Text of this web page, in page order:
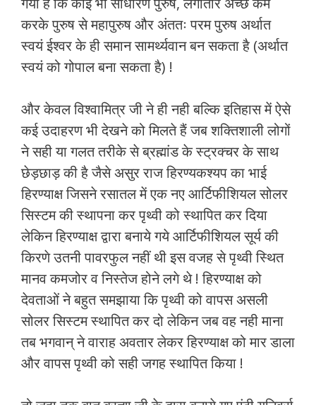
करके पुरुष से महापुरुष और अंततः परम पुरुष अर्थात
स्वयं ईश्वर के ही समान सामर्थ्यवान बन सकता है (अर्थात
स्वयं को गोपाल बना सकता है) !
और केवल विश्वामित्र जी ने ही नही बल्कि इतिहास में ऐसे
कई उदाहरण भी देखने को मिलते हैं जब शक्तिशाली लोगों
ने सही या गलत तरीके से ब्रह्मांड के स्ट्रक्चर के साथ
छेड़छाड़ की है जैसे असुर राज हिरण्यकश्यप का भाई
हिरण्याक्ष जिसने रसातल में एक नए आर्टिफीशियल सोलर
सिस्टम की स्थापना कर पृथ्वी को स्थापित कर दिया
लेकिन हिरण्याक्ष द्वारा बनाये गये आर्टिफीशियल सूर्य की
किरणे उतनी पावरफुल नहीं थी इस वजह से पृथ्वी स्थित
मानव कमजोर व निस्तेज होने लगे थे ! हिरण्याक्ष को
देवताओं ने बहुत समझाया कि पृथ्वी को वापस असली
सोलर सिस्टम स्थापित कर दो लेकिन जब वह नही माना
तब भगवान् ने वाराह अवतार लेकर हिरण्याक्ष को मार डाला
और वापस पृथ्वी को सही जगह स्थापित किया !